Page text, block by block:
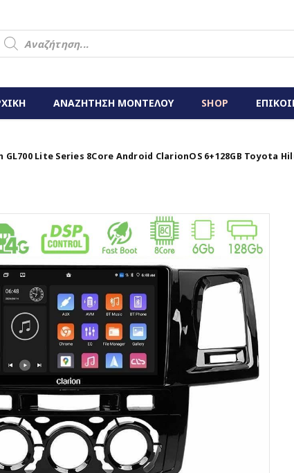
ΑΝΑΖΗΤΗΣΗ ΜΟΝΤΕΛΟΥ SHOP
GL700 Lite Series 8Core Android ClarionOS 6+128GB Toyota